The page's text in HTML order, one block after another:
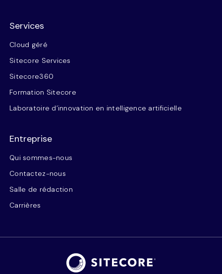
Services
Cloud géré
Sitecore Services
Sitecore360
Formation Sitecore
Laboratoire d’innovation en intelligence artificielle
Entreprise
Qui sommes-nous
Contactez-nous
Salle de rédaction
Carrières